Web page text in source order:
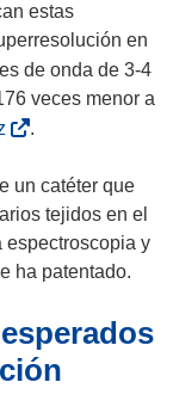
a
v
e
a
n
a
i
r
á
e
n
a
n
u
v
v
estas
en
de onda de 3-4
veces menor a
e
a
b
r
r
e
.
un catéter que
tejidos en el
espectroscopia y
ha patentado.